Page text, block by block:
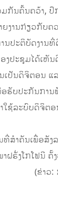
ກັນຄົ້ນຄວ້າ, ປຶ
ງານກ່ຽວກັບ
ປະຕິບັດງານທີ່
ງປະຊຸມໄດ້ເຫັ
ປັນດິຈິຕອນ ແ
ຮັບປະກັນ​ກາ
ໃຊ້ລະບົບດິຈິຕ
ສຳຄັນເພື່ອສັງ
ຣັ່ງໂກໂຟນີ ຄັ້
(ຂ່າວ